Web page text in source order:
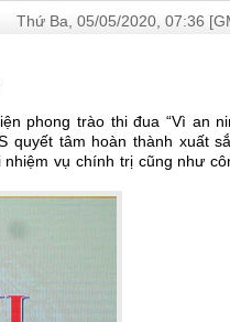
Thứ Ba, 05/05/2020, 07:36
phong trào thi đua “Vì an
quyết tâm hoàn thành xuất
vụ chính trị cũng như